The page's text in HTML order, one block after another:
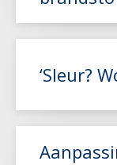
‘Sleur?